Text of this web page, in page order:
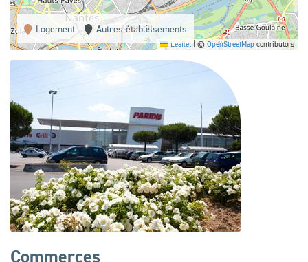
Logement Autres établissements
Leaflet | © OpenStreetMap contributors
Commerces